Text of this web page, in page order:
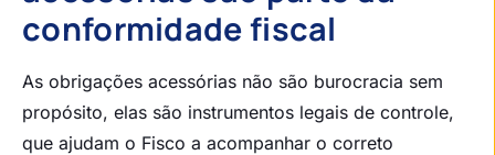
conformidade fiscal
As obrigações acessórias não são burocracia sem
propósito, elas são instrumentos legais de controle,
que ajudam o Fisco a acompanhar o correto